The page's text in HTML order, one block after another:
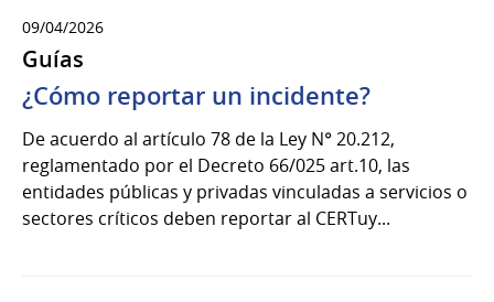
09/04/2026
Guías
¿Cómo reportar un incidente?
De acuerdo al artículo 78 de la Ley N° 20.212,
reglamentado por el Decreto 66/025 art.10, las
entidades públicas y privadas vinculadas a servicios o
sectores críticos deben reportar al CERTuy...